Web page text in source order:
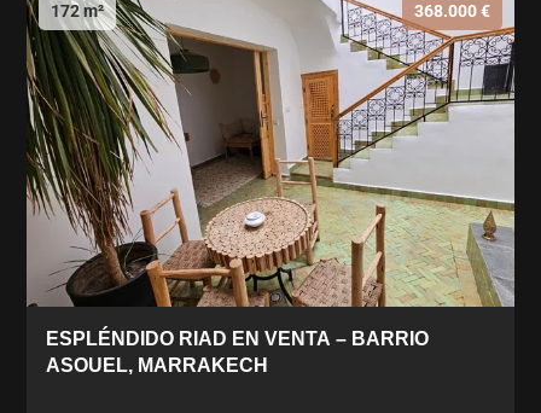
172 m² 368.000 €
ESPLÉNDIDO RIAD EN VENTA – BARRIO
ASOUEL, MARRAKECH